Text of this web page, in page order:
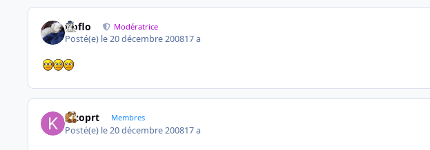
floflo Modératrice
Posté(e) le 20 décembre 200817 a
kizoprt Membres
Posté(e) le 20 décembre 200817 a